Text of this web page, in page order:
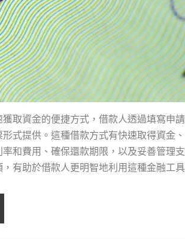
取資金的便捷方式，借款人透過填寫申
式提供。這種借款方式有快速取得資金
和費用、確保還款期限，以及妥善管理
有助於借款人更明智地利用這種金融工